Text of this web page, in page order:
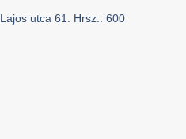
utca 61. Hrsz.: 600